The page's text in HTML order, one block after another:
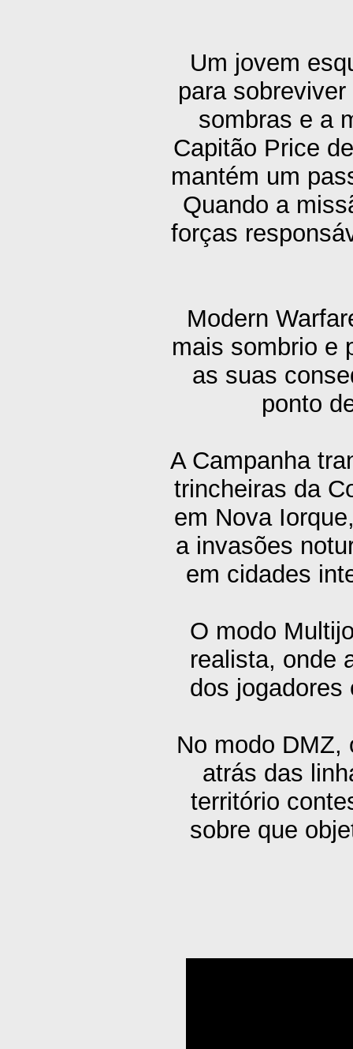
Um jovem
para
sombras e a
Capitão Price
mantém um
Quando a
forças
Modern
mais sombrio e
as suas
ponto
A Campanha
trincheiras da
em Nova
a invasões
em cidades
O modo
realista, onde
dos jogadores
No modo DMZ,
atrás das
território
sobre que